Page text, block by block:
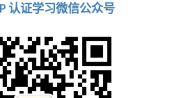
认证学习微信公众号